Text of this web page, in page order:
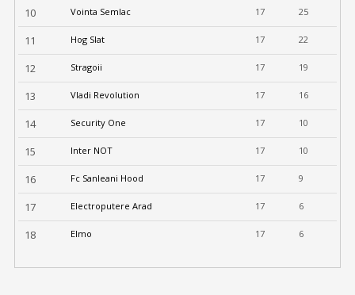
10 Vointa Semlac 17 25
11 Hog Slat 17 22
12 Stragoii 17 19
13 Vladi Revolution 17 16
14 Security One 17 10
15 Inter NOT 17 10
16 Fc Sanleani Hood 17 9
17 Electroputere Arad 17 6
18 Elmo 17 6